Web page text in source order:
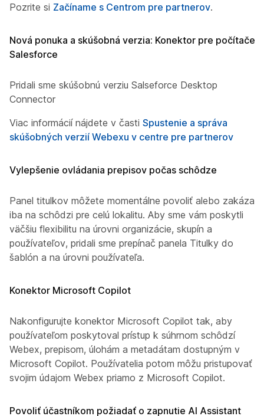
Pozrite si Začíname s Centrom pre partnerov.
Nová ponuka a skúšobná verzia: Konektor pre počítače
Salesforce
Pridali sme skúšobnú verziu Salseforce Desktop
Connector
Viac informácií nájdete v časti Spustenie a správa
skúšobných verzií Webexu v centre pre partnerov
Vylepšenie ovládania prepisov počas schôdze
Panel titulkov môžete momentálne povoliť alebo zakázať
iba na schôdzi pre celú lokalitu. Aby sme vám poskytli
väčšiu flexibilitu na úrovni organizácie, skupín a
používateľov, pridali sme prepínač panela Titulky do
šablón a na úrovni používateľa.
Konektor Microsoft Copilot
Nakonfigurujte konektor Microsoft Copilot tak, aby
používateľom poskytoval prístup k súhrnom schôdzí
Webex, prepisom, úlohám a metadátam dostupným v
Microsoft Copilot. Používatelia potom môžu pristupovať k
svojim údajom Webex priamo z Microsoft Copilot.
Povoliť účastníkom požiadať o zapnutie AI Assistant